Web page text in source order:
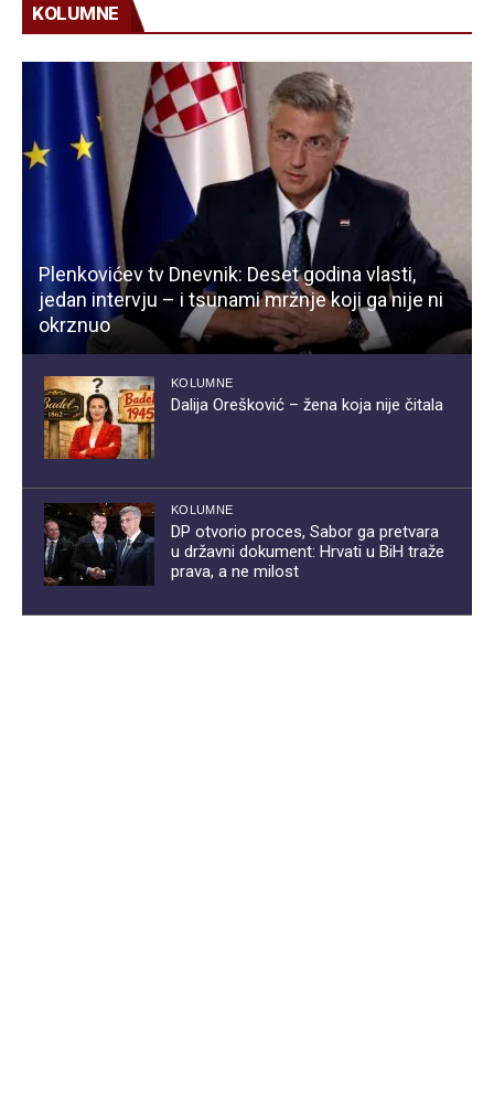
KOLUMNE
Plenkovićev tv Dnevnik: Deset godina vlasti,
jedan intervju – i tsunami mržnje koji ga nije ni
okrznuo
KOLUMNE
Dalija Orešković – žena koja nije čitala
KOLUMNE
DP otvorio proces, Sabor ga pretvara
u državni dokument: Hrvati u BiH traže
prava, a ne milost